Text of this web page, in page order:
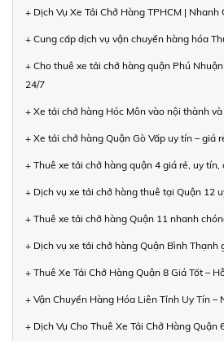
+ Dịch Vụ Xe Tải Chở Hàng TPHCM | Nhanh
+ Cung cấp dịch vụ vận chuyển hàng hóa
+ Cho thuê xe tải chở hàng quận Phú
24/7
+ Xe tải chở hàng Hóc Môn vào nội thành
+ Xe tải chở hàng Quận Gò Vấp uy tín – giá
+ Thuê xe tải chở hàng quận 4 giá rẻ, uy
+ Dịch vụ xe tải chở hàng thuê tại Quận 12
+ Thuê xe tải chở hàng Quận 11 nhanh
+ Dịch vụ xe tải chở hàng Quận Bình Thạnh
+ Thuê Xe Tải Chở Hàng Quận 8 Giá Tốt –
+ Vận Chuyển Hàng Hóa Liên Tỉnh Uy Tín –
+ Dịch Vụ Cho Thuê Xe Tải Chở Hàng Quận